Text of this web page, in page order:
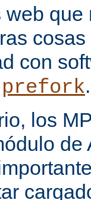
que
con
prefork.
los
de